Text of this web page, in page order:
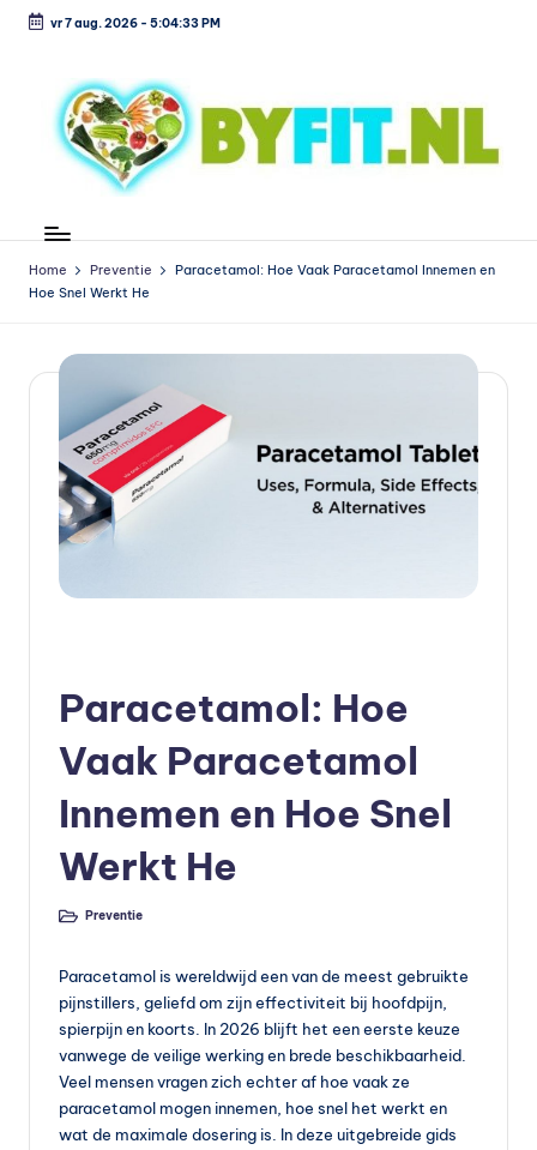
vr 7 aug. 2026- 5:04:34 PM
o
o
is
in
in
g
en
koop
voordelig
Home Preventie
Paracetamol: Hoe Vaak Paracetamol Innemen en
Hoe Snel Werkt He
Paracetamol: Hoe
Vaak Paracetamol
Innemen en Hoe Snel
Werkt He
Geplaatst
Preventie
Paracetamol is wereldwijd een van de meest gebruikte
pijnstillers, geliefd om zijn effectiviteit bij hoofdpijn,
spierpijn en koorts. In 2026 blijft het een eerste keuze
vanwege de veilige werking en brede beschikbaarheid.
Veel mensen vragen zich echter af hoe vaak ze
paracetamol mogen innemen, hoe snel het werkt en
wat de maximale dosering is. In deze uitgebreide gids